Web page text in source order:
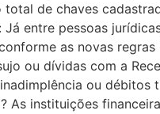
de chaves
entre pessoas
as novas
ou dívidas com a
ou
As instituições